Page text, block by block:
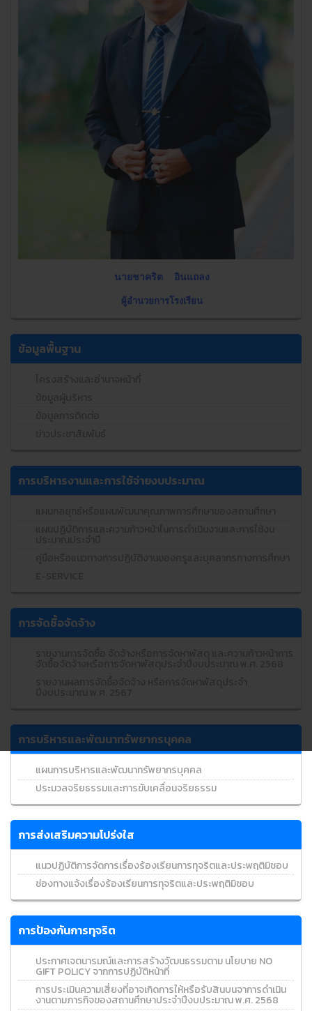
นายชาคริต อินแถลง
ผู้อำนวยการโรงเรียน
ข้อมูลพื้นฐาน
การบริหารงานและการใช้จ่ายงบประมาณ
การจัดซื้อจัดจ้าง
การบริหารและพัฒนาทรัพยากรบุคคล
แผนการบริหารและพัฒนาทรัพยากรบุคคล
ประมวลจริยธรรมและการขับเคลื่อนจริยธรรม
การส่งเสริมความโปร่งใส
แนวปฏิบัติการจัดการเรื่องร้องเรียนการทุจริตและประพฤติมิชอบ
ช่องทางแจ้งเรื่องร้องเรียนการทุจริตและประพฤติมิชอบ
การป้องกันการทุจริต
ประกาศเจตนารมณ์และการสร้างวัฒนธรรมตาม นโยบาย NO
GIFT POLICY จากการปฏิบัติหน้าที่
การประเมินความเสี่ยงที่อาจเกิดการให้หรือรับสินบนจาการดำเนิน
งานตามภารกิจของสถานศึกษาประจำปีงบประมาณ พ.ศ. 2568